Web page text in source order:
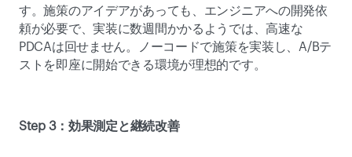
す。施策のアイデアがあっても、エンジニアへの開発依
頼が必要で、実装に数週間かかるようでは、高速な
PDCAは回せません。ノーコードで施策を実装し、A/Bテ
ストを即座に開始できる環境が理想的です。
Step 3：効果測定と継続改善